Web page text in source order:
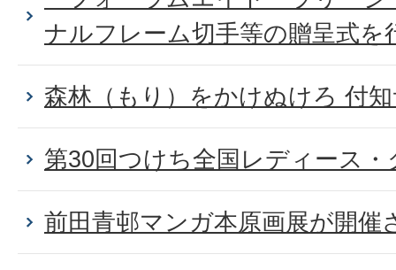
ナルフレーム切手等の贈呈式を
森林（もり）をかけぬけろ 付
第30回つけち全国レディース
前田青邨マンガ本原画展が開催